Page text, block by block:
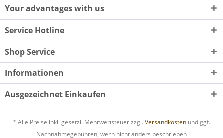
Your advantages with us
Service Hotline
Shop Service
Informationen
Ausgezeichnet Einkaufen
* Alle Preise inkl. gesetzl. Mehrwertsteuer zzgl. Versandkosten und ggf.
Nachnahmegebühren, wenn nicht anders beschrieben